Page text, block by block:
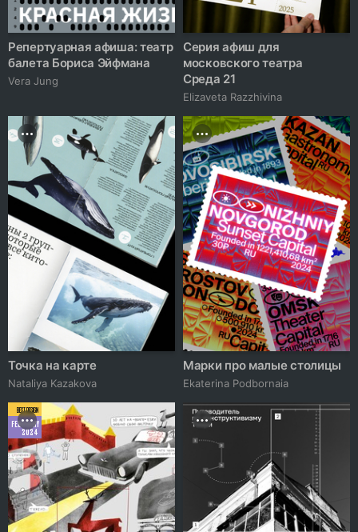
Репертуарная афиша: театр
балета Бориса Эйфмана
Vera Jung
Серия афиш для
московского театра
Среда 21
Elizaveta Razzhivina
Точка на карте
Nataliya Kazakova
Марки про малые столицы
Ekaterina Podbornaia
BEST DESIGN
FEBRUARY
2024